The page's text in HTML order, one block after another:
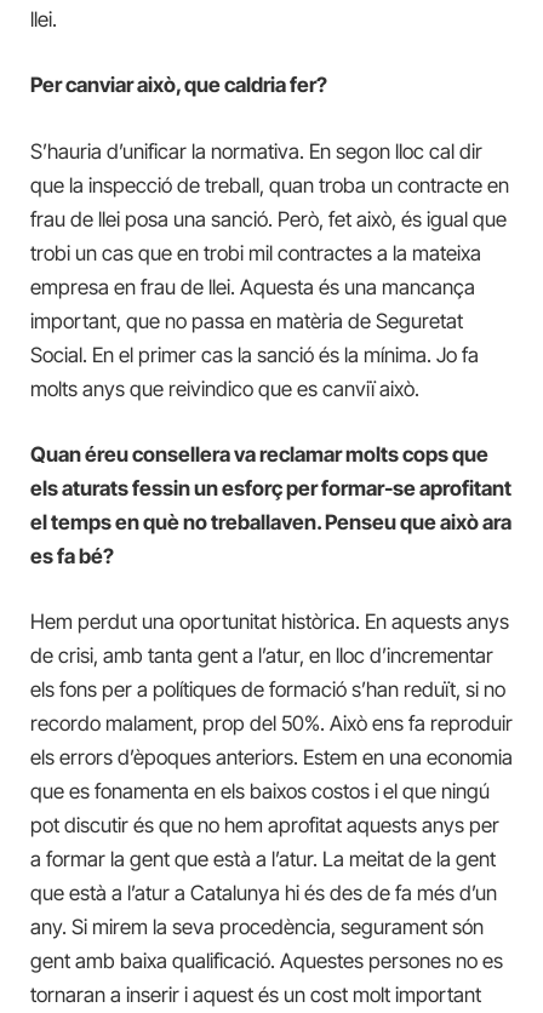
llei.
Per canviar això, que caldria fer?
S’hauria d’unificar la normativa. En segon lloc cal dir
que la inspecció de treball, quan troba un contracte en
frau de llei posa una sanció. Però, fet això, és igual que
trobi un cas que en trobi mil contractes a la mateixa
empresa en frau de llei. Aquesta és una mancança
important, que no passa en matèria de Seguretat
Social. En el primer cas la sanció és la mínima. Jo fa
molts anys que reivindico que es canviï això.
Quan éreu consellera va reclamar molts cops que
els aturats fessin un esforç per formar-se aprofitant
el temps en què no treballaven. Penseu que això ara
es fa bé?
Hem perdut una oportunitat històrica. En aquests anys
de crisi, amb tanta gent a l’atur, en lloc d’incrementar
els fons per a polítiques de formació s’han reduït, si no
recordo malament, prop del 50%. Això ens fa reproduir
els errors d’èpoques anteriors. Estem en una economia
que es fonamenta en els baixos costos i el que ningú
pot discutir és que no hem aprofitat aquests anys per
a formar la gent que està a l’atur. La meitat de la gent
que està a l’atur a Catalunya hi és des de fa més d’un
any. Si mirem la seva procedència, segurament són
gent amb baixa qualificació. Aquestes persones no es
tornaran a inserir i aquest és un cost molt important